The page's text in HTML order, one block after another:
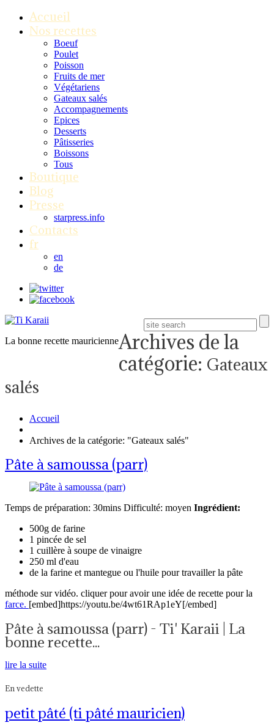
Accueil
Nos recettes
Boeuf
Poulet
Poisson
Fruits de mer
Végétariens
Gateaux salés
Accompagnements
Epices
Desserts
Pâtisseries
Boissons
Tous
Boutique
Blog
Presse
starpress.info
Contacts
fr
en
de
La bonne recette mauricienneArchives de la
catégorie: Gateaux
salés
Accueil
Archives de la catégorie: "Gateaux salés"
Pâte à samoussa (parr)
Temps de préparation: 30mins Difficulté: moyen Ingrédient:
500g de farine
1 pincée de sel
1 cuillère à soupe de vinaigre
250 ml d'eau
de la farine et mantegue ou l'huile pour travailler la pâte
méthode sur vidéo. cliquer pour avoir une idée de recette pour la
farce. [embed]https://youtu.be/4wt61RAp1eY[/embed]
Pâte à samoussa (parr) - Ti' Karaii | La
bonne recette...
lire la suite
En vedette
petit pâté (ti pâté mauricien)